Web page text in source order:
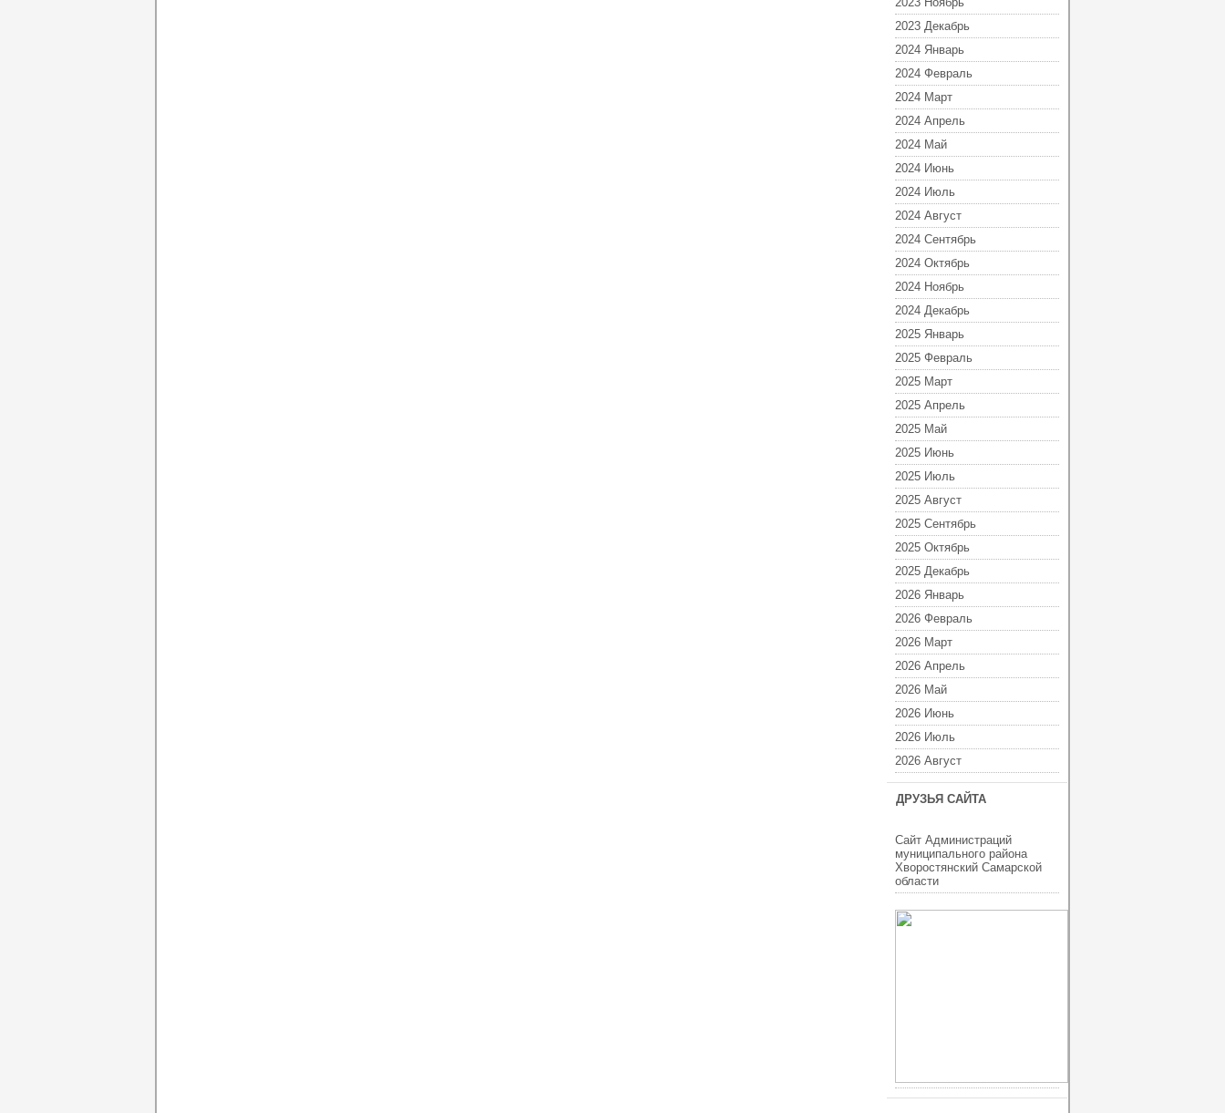
2023 Декабрь
2024 Январь
2024 Февраль
2024 Март
2024 Апрель
2024 Май
2024 Июнь
2024 Июль
2024 Август
2024 Сентябрь
2024 Октябрь
2024 Ноябрь
2024 Декабрь
2025 Январь
2025 Февраль
2025 Март
2025 Апрель
2025 Май
2025 Июнь
2025 Июль
2025 Август
2025 Сентябрь
2025 Октябрь
2025 Декабрь
2026 Январь
2026 Февраль
2026 Март
2026 Апрель
2026 Май
2026 Июнь
2026 Июль
2026 Август
ДРУЗЬЯ САЙТА
Сайт Администраций
муниципального района
Хворостянский Самарской
области